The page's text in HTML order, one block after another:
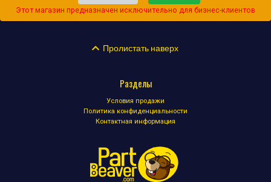
Этот магазин предназначен исключительно для бизнес-клиентов
Пролистать наверх
Разделы
Условия продажи
Политика конфиденциальности
Контактная информация